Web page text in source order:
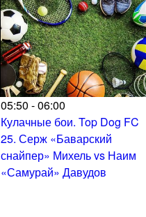
05:50 - 06:00
Кулачные бои. Top Dog FC
25. Серж «Баварский
снайпер» Михель vs Наим
«Самурай» Давудов